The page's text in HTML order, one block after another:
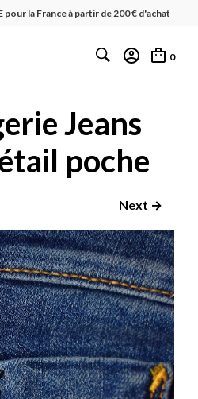
pour la France à partir de 200 € d'achat
0
Jeans
poche
Next →